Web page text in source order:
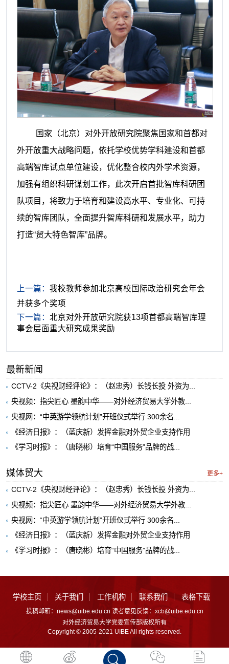
国家（北京）对外开放研究院聚焦国家和首都对
外开放重大战略问题，依托学校优势学科建设和首都
高端智库试点单位建设，优化整合校内外学术资源，
加强有组织科研谋划工作，此次开启首批智库科研团
队项目，将致力于培育和建设高水平、专业化、可持
续的智库团队，全面提升智库科研和发展水平，助力
打造“贸大特色智库”品牌。
上一篇： 我校教师参加北京高校国际政治研究会年会
并获多个奖项
下一篇： 北京对外开放研究院获13项首都高端智库理
事会层面重大研究成果奖励
最新新闻
CCTV-2《央视财经评论》：（赵忠秀）长钱长投 外资为...
央视频：指尖匠心 墨韵中华——对外经济贸易大学外教...
央视网：“中英游学领航计划”开班仪式举行 300余名...
《经济日报》：（蓝庆新）发挥金融对外贸企业支持作用
《学习时报》：（唐晓彬）培育“中国服务”品牌的战...
媒体贸大 更多+
CCTV-2《央视财经评论》：（赵忠秀）长钱长投 外资为...
央视频：指尖匠心 墨韵中华——对外经济贸易大学外教...
央视网：“中英游学领航计划”开班仪式举行 300余名...
《经济日报》：（蓝庆新）发挥金融对外贸企业支持作用
《学习时报》：（唐晓彬）培育“中国服务”品牌的战...
学校主页 关于我们 工作机构 联系我们 表格下载
投稿邮箱：news@uibe.edu.cn 读者意见反馈：xcb@uibe.edu.cn
对外经济贸易大学党委宣传部版权所有
Copyright © 2005-2021 UIBE All rights reserved.